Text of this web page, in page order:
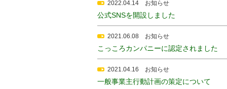
2022.04.14 お知らせ
公式SNSを開設しました
2021.06.08 お知らせ
こっころカンパニーに認定されました
2021.04.16 お知らせ
一般事業主行動計画の策定について